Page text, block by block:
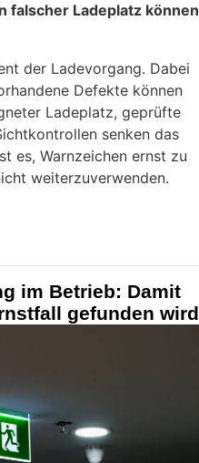
falscher Ladeplatz können
der Ladevorgang. Dabei
Defekte können
Ladeplatz, geprüfte
senken das
es, Warnzeichen ernst zu
weiterzuverwenden.
im Betrieb: Damit
gefunden wird